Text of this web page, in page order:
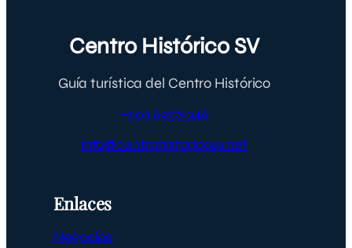
Centro Histórico SV
Guía turística del Centro Histórico
+503 69375346
info@centrohistoricosv.net
Enlaces
Negocios